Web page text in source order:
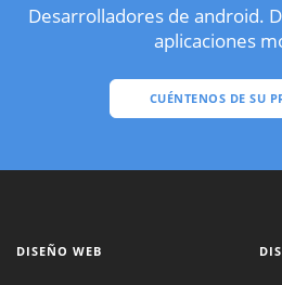
Desarrolladores de android.
aplicaciones
CUÉNTENOS DE SU
DISEÑO WEB